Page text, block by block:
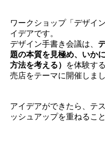
ワークショップ「デザイ
イデアです。
デザイン手書き会議は、
題の本質を見極め、いか
方法を考える）
を体験す
売店をテーマに開催しまし
アイデアができたら、テ
ッシュアップを重ねるこ